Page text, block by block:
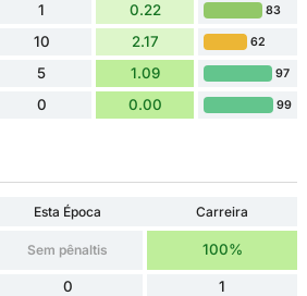
1 0.22 83
10 2.17 62
5 1.09 97
0 0.00 99
Esta Época
Carreira
Sem pênaltis 100%
0 1